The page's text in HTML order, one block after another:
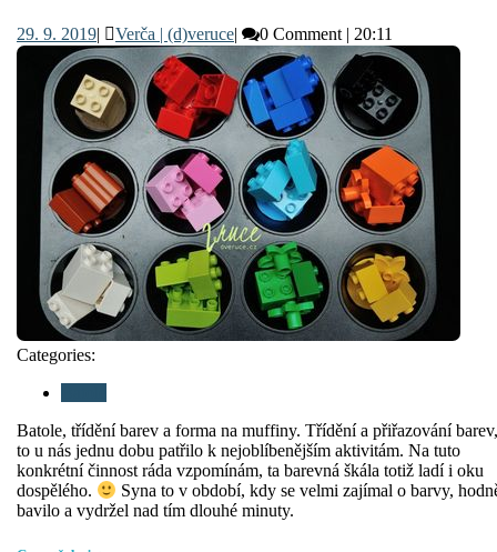
29. 9. 201929.
9.
2019
| Verča | (d)veruceVerča
|
(d)veruce
| 0 Comment | 20:11
Categories:
Batole, třídění barev a forma na muffiny. Třídění a přiřazování barev,
to u nás jednu dobu patřilo k nejoblíbenějším aktivitám. Na tuto
konkrétní činnost ráda vzpomínám, ta barevná škála totiž ladí i oku
dospělého.
Syna to v období, kdy se velmi zajímal o barvy,
bavilo a vydržel nad tím dlouhé minuty.